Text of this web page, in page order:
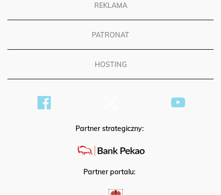
REKLAMA
PATRONAT
HOSTING
Partner strategiczny:
Partner portalu: